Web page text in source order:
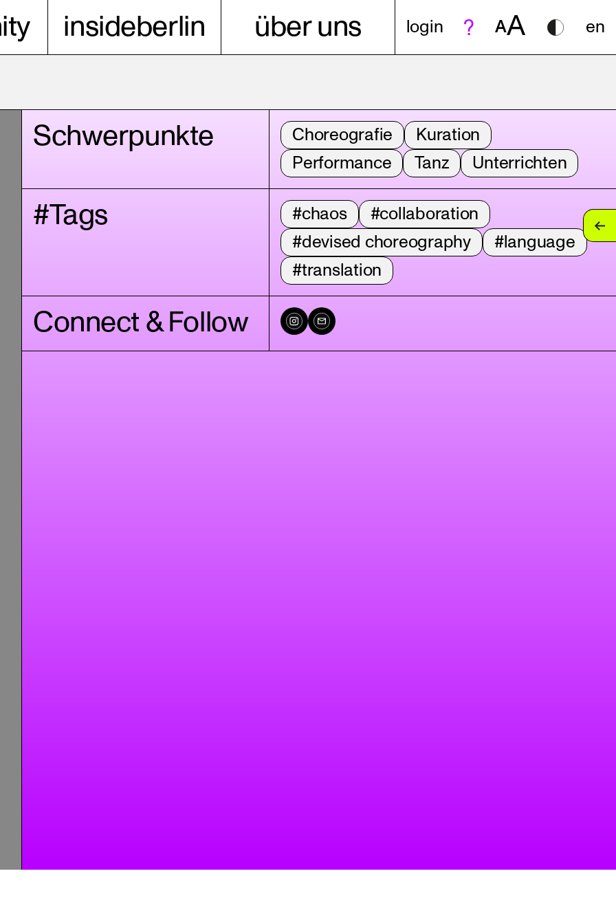
insideberlin über uns login AA en
Schwerpunkte Choreografie
Kuration
Performance
Tanz Unterrichten
#Tags #chaos
#collaboration
#devised choreography
#language
#translation
Connect & Follow